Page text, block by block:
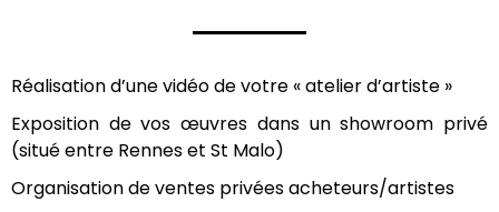
Réalisation d’une vidéo de votre « atelier d’artiste »
Exposition de vos œuvres dans un showroom privé
(situé entre Rennes et St Malo)
Organisation de ventes privées acheteurs/artistes